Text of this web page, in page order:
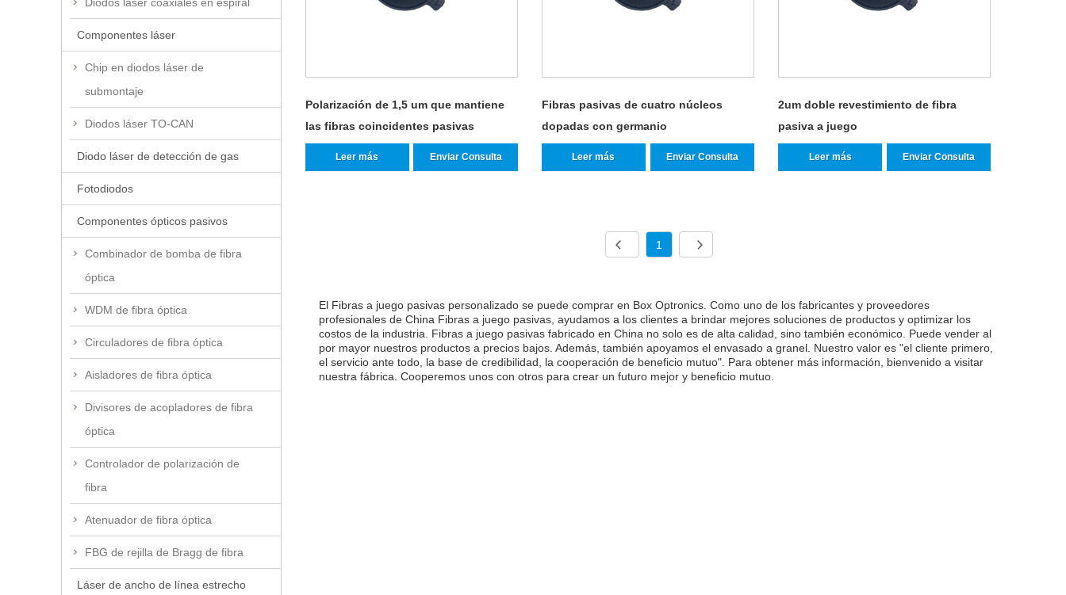
Componentes láser
Chip en diodos láser de
submontaje
Diodos láser TO-CAN
Diodo láser de detección de gas
Fotodiodos
Componentes ópticos pasivos
Combinador de bomba de fibra
óptica
WDM de fibra óptica
Circuladores de fibra óptica
Aisladores de fibra óptica
Divisores de acopladores de fibra
óptica
Controlador de polarización de
fibra
Atenuador de fibra óptica
FBG de rejilla de Bragg de fibra
Láser de ancho de línea estrecho
Polarización de 1,5 um que mantiene
las fibras coincidentes pasivas
Leer más Enviar Consulta
Fibras pasivas de cuatro núcleos
dopadas con germanio
Leer más Enviar Consulta
2um doble revestimiento de fibra
pasiva a juego
Leer más Enviar Consulta
1
El Fibras a juego pasivas personalizado se puede comprar en Box Optronics. Como uno de los fabricantes y proveedores
profesionales de China Fibras a juego pasivas, ayudamos a los clientes a brindar mejores soluciones de productos y optimizar los
costos de la industria. Fibras a juego pasivas fabricado en China no solo es de alta calidad, sino también económico. Puede vender al
por mayor nuestros productos a precios bajos. Además, también apoyamos el envasado a granel. Nuestro valor es "el cliente primero,
el servicio ante todo, la base de credibilidad, la cooperación de beneficio mutuo". Para obtener más información, bienvenido a visitar
nuestra fábrica. Cooperemos unos con otros para crear un futuro mejor y beneficio mutuo.